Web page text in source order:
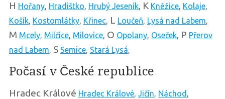
H Hořany, Hradištko, Hrubý Jeseník, K Kněžice, Kolaje,
Košík, Kostomlátky, Křinec, L Loučeň, Lysá nad Labem,
M Mcely, Milčice, Milovice, O Opolany, Oseček, P Přerov
nad Labem, S Semice, Stará Lysá,
Počasí v České republice
Hradec Králové Hradec Králové, Jičín, Náchod ,